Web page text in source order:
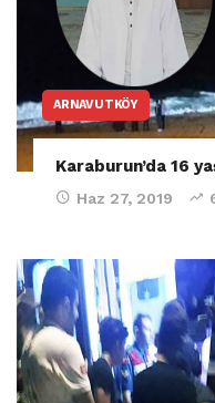
ARNAVUTKÖY
Karaburun’da 16
Haz 27, 2019